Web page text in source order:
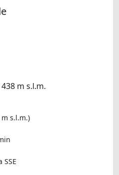
m s.l.m.
m s.l.m.)
SSE